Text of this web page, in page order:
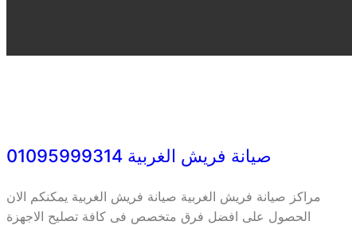
صيانة فريش الغربية 01095999314
مراكز صيانة فريش الغربية صيانة فريش الغربية يمكنكم الان
الحصول على افضل فرق متخصص فى كافة تصليح الاجهزة